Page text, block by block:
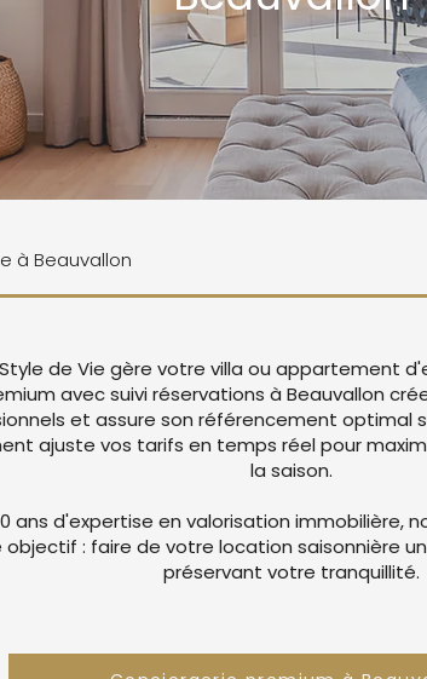
à Beauvallon
de Vie gère votre villa ou appartement
avec suivi réservations à Beauvallon
et assure son référencement optimal
ajuste vos tarifs en temps réel pour
la saison.
ans d'expertise en valorisation immobilière,
objectif : faire de votre location saisonnière
préservant votre tranquillité.